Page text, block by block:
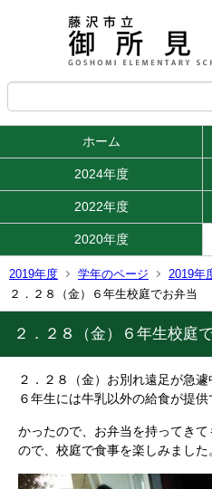
ホーム
2024年度
2022年度
2020年度
2019年度 学年のページ
2019年
２．２８（金）６年生校庭でお弁当
２．２８（金）６年生校庭
２．２８（金）お別れ遠足が急
６年生には牛乳以外の給食が提供
かったので、お弁当を持ってき
ので、校庭で食事を楽しみました